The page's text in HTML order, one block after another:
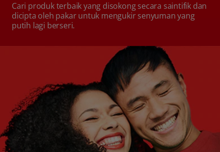
Cari produk terbaik yang disokong secara saintifik dan
dicipta oleh pakar untuk mengukir senyuman yang
putih lagi berseri.